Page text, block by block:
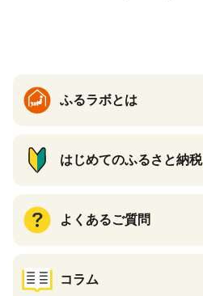
ふるラボとは
はじめてのふるさと納税
よくあるご質問
コラム